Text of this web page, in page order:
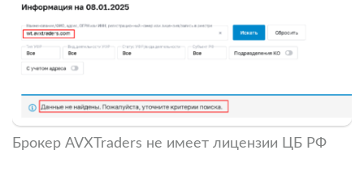
Брокер AVXTraders не имеет лицензии ЦБ РФ